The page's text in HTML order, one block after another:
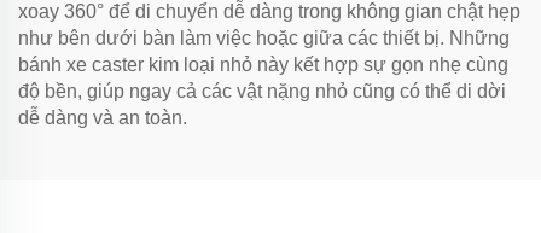
xoay 360° để di chuyển dễ dàng trong không gian chật hẹp
như bên dưới bàn làm việc hoặc giữa các thiết bị. Những
bánh xe caster kim loại nhỏ này kết hợp sự gọn nhẹ cùng
độ bền, giúp ngay cả các vật nặng nhỏ cũng có thể di dời
dễ dàng và an toàn.